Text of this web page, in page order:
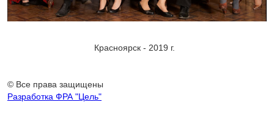
organizacii-
8.html
Красноярск - 2019 г.
© Все права защищены
Разработка ФРА "Цель"